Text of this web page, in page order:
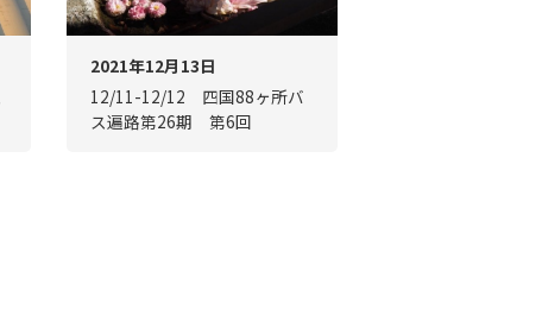
2021年12月13日
12/11-12/12 四国88ヶ所バ
ス遍路第26期 第6回